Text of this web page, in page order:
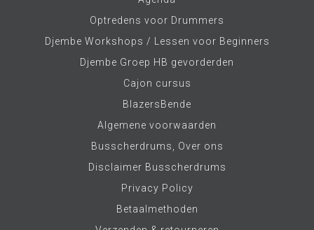
Optredens voor Drummers
Djembe Workshops / Lessen voor Beginners
Djembe Groep HB gevorderden
Cajon cursus
BlazersBende
Algemene voorwaarden
Busscherdrums, Over ons
Disclaimer Busscherdrums
Privacy Policy
Betaalmethoden